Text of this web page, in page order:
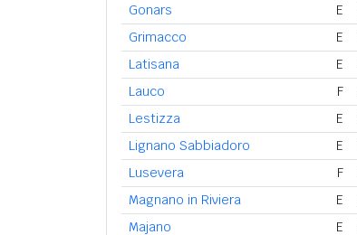
Gonars
E
Grimacco
E
Latisana
E
Lauco
F
Lestizza
E
Lignano Sabbiadoro
E
Lusevera
F
Magnano in Riviera
E
Majano
E